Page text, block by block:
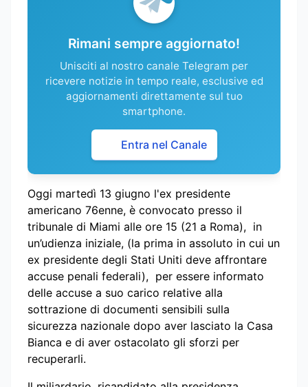
Rimani sempre aggiornato!
Unisciti al nostro canale Telegram per
ricevere notizie in tempo reale, esclusive ed
aggiornamenti direttamente sul tuo
smartphone.
Entra nel Canale
Oggi martedì 13 giugno l'ex presidente
americano 76enne, è convocato presso il
tribunale di Miami alle ore 15 (21 a Roma), in
un’udienza iniziale, (la prima in assoluto in cui un
ex presidente degli Stati Uniti deve affrontare
accuse penali federali), per essere informato
delle accuse a suo carico relative alla
sottrazione di documenti sensibili sulla
sicurezza nazionale dopo aver lasciato la Casa
Bianca e di aver ostacolato gli sforzi per
recuperarli.